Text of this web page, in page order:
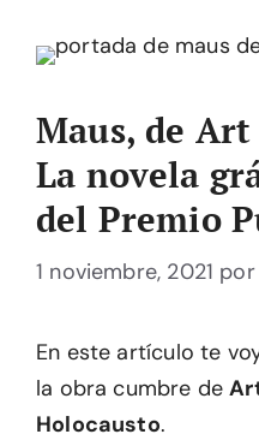
Maus, de
La novela
del Premio
1 noviembre, 2021 por
En este artículo te
la obra cumbre de
Holocausto.